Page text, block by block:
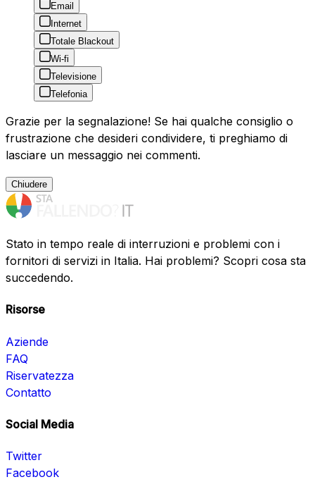
Email
Internet
Totale Blackout
Wi-fi
Televisione
Telefonia
Grazie per la segnalazione! Se hai qualche consiglio o
frustrazione che desideri condividere, ti preghiamo di
lasciare un messaggio nei commenti.
Chiudere
Stato in tempo reale di interruzioni e problemi con i
fornitori di servizi in Italia. Hai problemi? Scopri cosa sta
succedendo.
Risorse
Aziende
FAQ
Riservatezza
Contatto
Social Media
Twitter
Facebook